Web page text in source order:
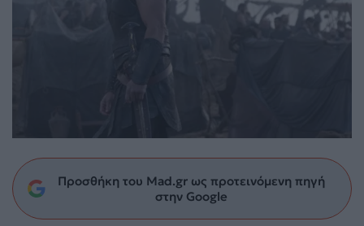
Προσθήκη του Mad.gr ως προτεινόμενη πηγή
στην Google